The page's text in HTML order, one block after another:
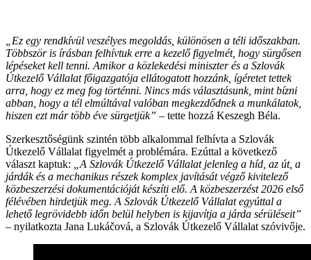
„Ez egy rendkívül veszélyes megoldás, különösen a téli időszakban.
Többször is írásban felhívtuk erre a kezelő figyelmét, hogy sürgősen
lépéseket kell tenni. Amikor a közlekedési miniszter és a Szlovák
Útkezelő Vállalat főigazgatója ellátogatott hozzánk, ígéretet tettek
arra, hogy ez meg fog történni. Nincs más választásunk, mint bízni
abban, hogy a tél elmúltával valóban megkezdődnek a munkálatok,
hiszen ezt már több éve sürgetjük” – tette hozzá Keszegh Béla.
Szerkesztőségünk szintén több alkalommal felhívta a Szlovák
Útkezelő Vállalat figyelmét a problémára. Ezúttal a következő
választ kaptuk:
„A Szlovák Útkezelő Vállalat jelenleg a híd, az út, a
járdák és a mechanikus részek komplex javítását végző kivitelező
közbeszerzési dokumentációját készíti elő. A közbeszerzést 2026 első
félévében hirdetjük meg. A Szlovák Útkezelő Vállalat egyúttal a
lehető legrövidebb időn belül helyben is kijavítja a járda sérüléseit”
– nyilatkozta Jana Lukáčová, a Szlovák Útkezelő Vállalat szóvivője.